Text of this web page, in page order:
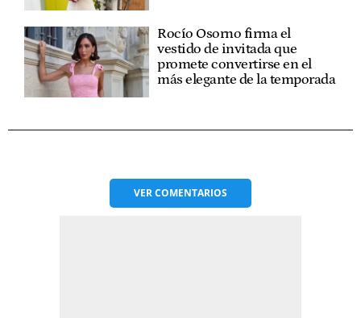
Rocío Osorno firma el
vestido de invitada que
promete convertirse en el
más elegante de la temporada
VERCOMENTARIOS